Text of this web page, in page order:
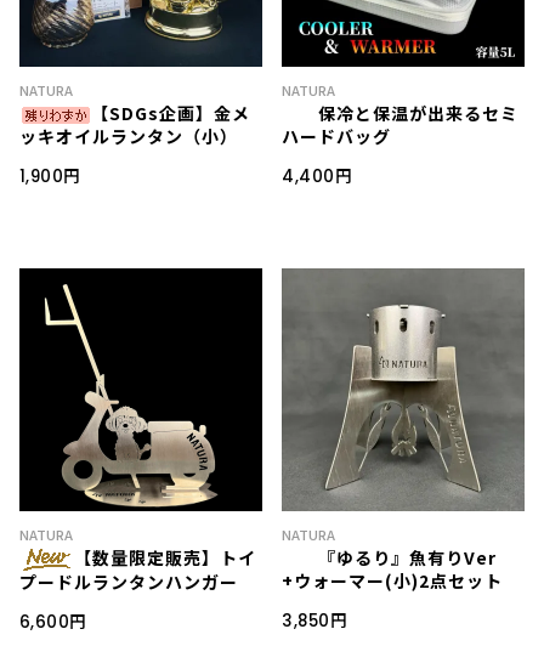
NATURA
【SDGs企画】金メ
ッキオイルランタン（小）
1,900円
NATURA
保冷と保温が出来るセミ
ハードバッグ
4,400円
NATURA
【数量限定販売】トイ
プードルランタンハンガー
6,600円
NATURA
『ゆるり』魚有りVer
+ウォーマー(小)2点セット
3,850円